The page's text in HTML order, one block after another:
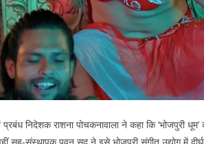
निदेशक राशना पोचकनावाला ने कहा कि ‘भोजपुरी धूम’